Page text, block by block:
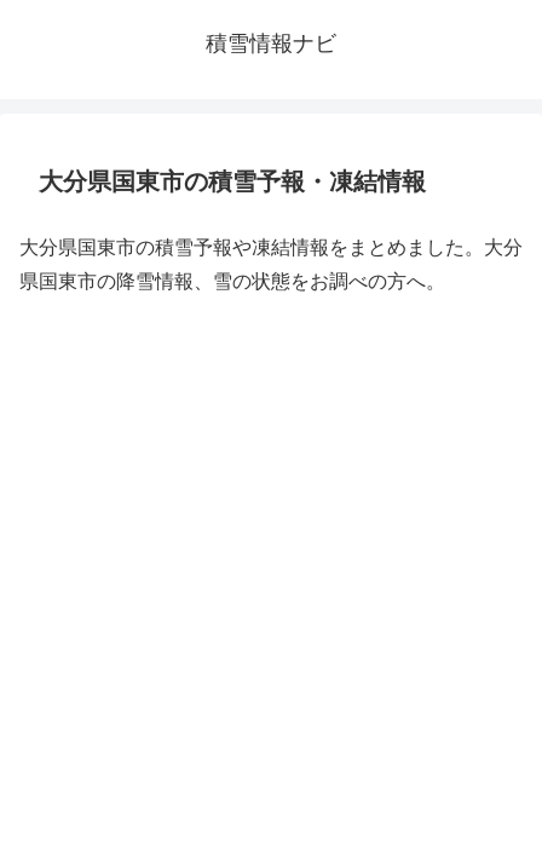
積雪情報ナビ
大分県国東市の積雪予報・凍結情報
大分県国東市の積雪予報や凍結情報をまとめました。大分
県国東市の降雪情報、雪の状態をお調べの方へ。